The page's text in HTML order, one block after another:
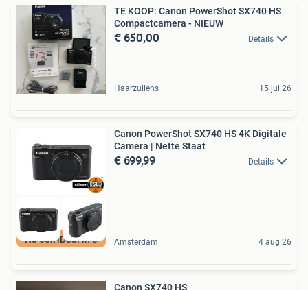
TE KOOP: Canon PowerShot SX740 HS
Compactcamera - NIEUW
€ 650,00 Details
Haarzuilens 15 jul 26
Nu ook iDeal in 3
Canon PowerShot SX740 HS 4K Digitale
Camera | Nette Staat
€ 699,99 Details
Amsterdam 4 aug 26
Canon SX740 HS